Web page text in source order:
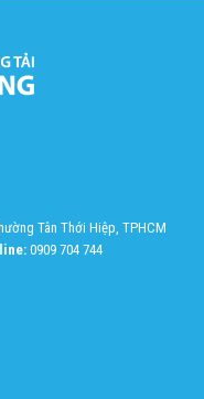
Tân Thới Hiệp, TPHCM
0909 704 744